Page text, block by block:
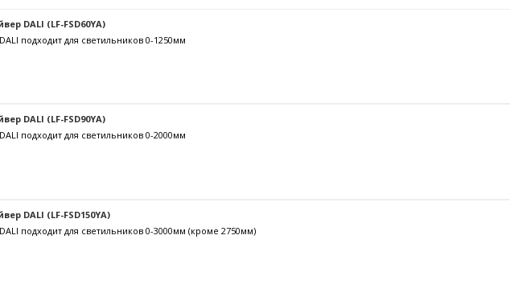
DALI (LF-FSD60YA)
подходит для светильников 0-1250мм
DALI (LF-FSD90YA)
подходит для светильников 0-2000мм
DALI (LF-FSD150YA)
подходит для светильников 0-3000мм (кроме 2750мм)